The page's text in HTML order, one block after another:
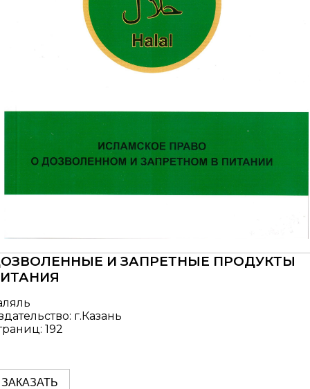
И ЗАПРЕТНЫЕ ПРОДУКТЫ
г.Казань
192
ЗАКАЗАТЬ